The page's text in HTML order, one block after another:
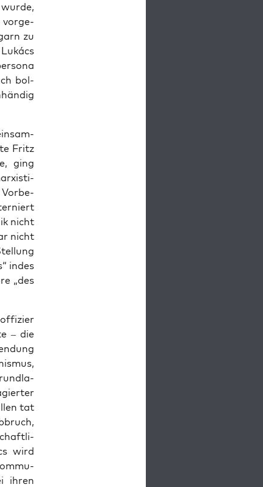
vor­ge­
zu
bol­
Fritz
ging
Vor­be­
nicht
nicht
indes
„des
– die
tat
wird
ihren